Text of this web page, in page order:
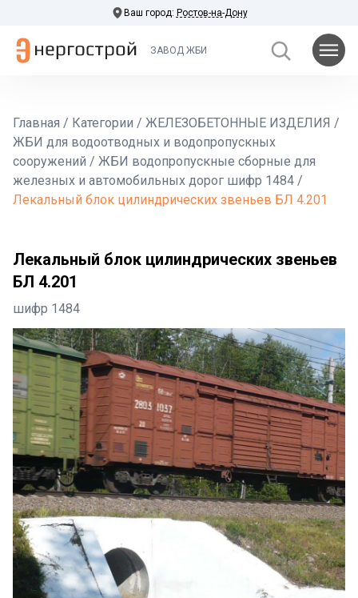
Ваш город: Ростов-на-Дону
ЗАВОД ЖБИ
Главная / Категории / ЖЕЛЕЗОБЕТОННЫЕ ИЗДЕЛИЯ /
ЖБИ для водоотводных и водопропускных
сооружений / ЖБИ водопропускные сборные для
железных и автомобильных дорог шифр 1484 /
Лекальный блок цилиндрических звеньев БЛ 4.201
Лекальный блок цилиндрических звеньев
БЛ 4.201
шифр 1484